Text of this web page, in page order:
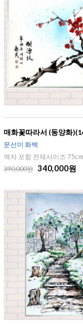
매화꽃따라서 (동양화
문선미 화백
액자 포함 전체사이즈
390,000원 340,000원